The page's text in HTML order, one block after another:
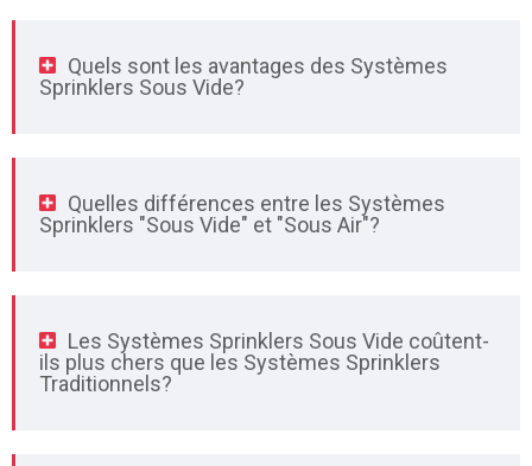
Quels sont les avantages des Systèmes
Sprinklers Sous Vide?
Quelles différences entre les Systèmes
Sprinklers "Sous Vide" et "Sous Air"?
Les Systèmes Sprinklers Sous Vide coûtent-
ils plus chers que les Systèmes Sprinklers
Traditionnels?